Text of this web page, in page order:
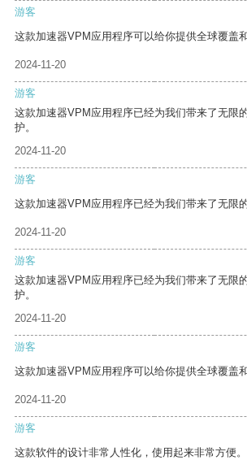
游客
这款加速器VPM应用程序可以给你提供全球覆盖
2024-11-20
游客
这款加速器VPM应用程序已经为我们带来了无限
护。
2024-11-20
游客
这款加速器VPM应用程序已经为我们带来了无限
2024-11-20
游客
这款加速器VPM应用程序已经为我们带来了无限
护。
2024-11-20
游客
这款加速器VPM应用程序可以给你提供全球覆盖
2024-11-20
游客
这款软件的设计非常人性化，使用起来非常方便。